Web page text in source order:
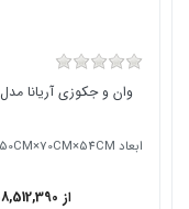
وان و جکوزی آریانا مدل 755
ابعاد 150CM×70CM×54CM
از 108,512,390